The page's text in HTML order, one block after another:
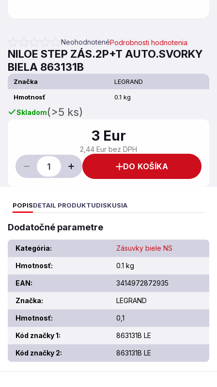
Priemerné hodnotenie produktu je 0,0 z 5 hviezdičiek.
NeohodnotenéPodrobnosti hodnotenia
NILOE STEP ZÁS.2P+T AUTO.SVORKY
BIELA 863131B
Značka
LEGRAND
Hmotnosť
0.1 kg
Skladom(>5 ks)
3 Eur
2,44 Eur bez DPH
DO KOŠÍKA
POPISDETAIL PRODUKTUDISKUSIA
Dodatočné parametre
Kategória: Zásuvky biele NS
Hmotnosť: 0.1 kg
EAN: 3414972872935
Značka: LEGRAND
Hmotnosť: 0,1
Kód značky 1: 863131B LE
Kód značky 2: 863131B LE